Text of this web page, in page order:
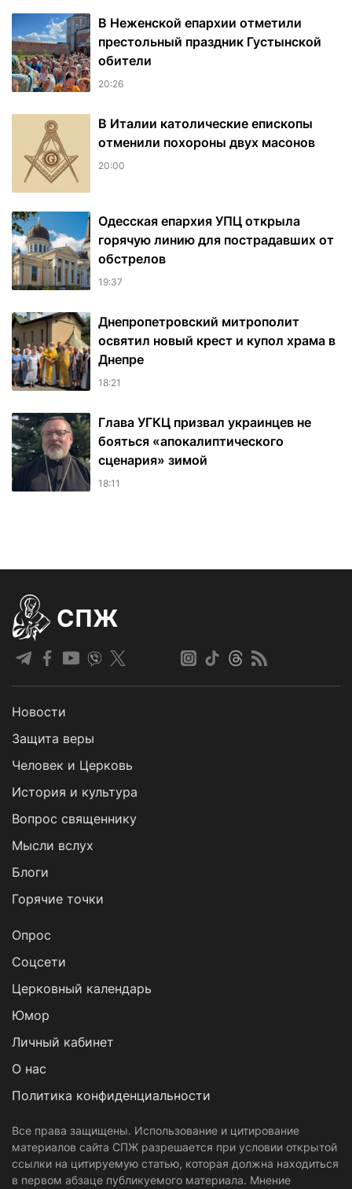
В Неженской епархии отметили
престольный праздник Густынской
обители
20:26
В Италии католические епископы
отменили похороны двух масонов
20:00
Одесская епархия УПЦ открыла
горячую линию для пострадавших от
обстрелов
19:37
Днепропетровский митрополит
освятил новый крест и купол храма в
Днепре
18:21
Глава УГКЦ призвал украинцев не
бояться «апокалиптического
сценария» зимой
18:11
СПЖ
Новости
Защита веры
Человек и Церковь
История и культура
Вопрос священнику
Мысли вслух
Блоги
Горячие точки
Опрос
Cоцсети
Церковный календарь
Юмор
Личный кабинет
О нас
Политика конфиденциальности
Все права защищены. Использование и цитирование
материалов сайта СПЖ разрешается при условии открытой
ссылки на цитируемую статью, которая должна находиться
в первом абзаце публикуемого материала. Мнение